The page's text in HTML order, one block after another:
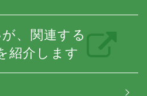
、関連する
紹介します